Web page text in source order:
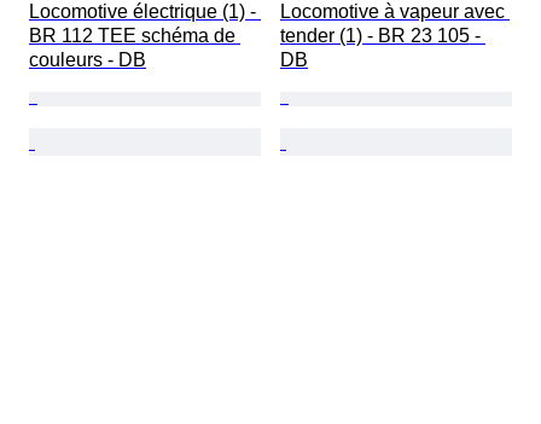
Locomotive électrique (1) -
BR 112 TEE schéma de
couleurs - DB
Locomotive à vapeur avec
tender (1) - BR 23 105 -
DB